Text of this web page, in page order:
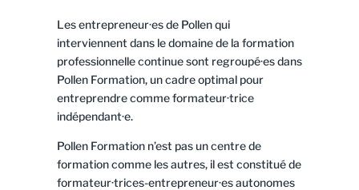
Les entrepreneur·es de Pollen qui
interviennent dans le domaine de la formation
professionnelle continue sont regroupé·es dans
Pollen Formation, un cadre optimal pour
entreprendre comme formateur·trice
indépendant·e.
Pollen Formation n’est pas un centre de
formation comme les autres, il est constitué de
formateur·trices-entrepreneur·es autonomes